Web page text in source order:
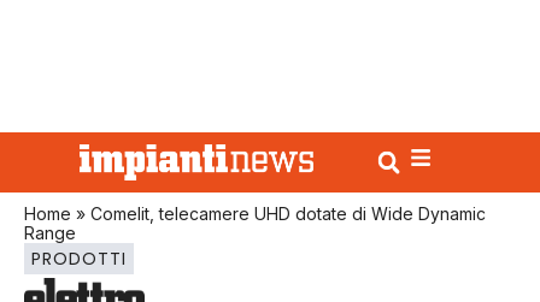
Home » Comelit, telecamere UHD dotate di Wide Dynamic
Range
PRODOTTI